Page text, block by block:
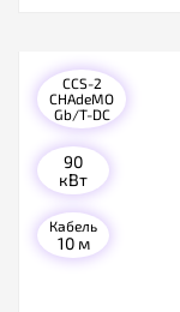
CCS-2
CHAdeMO
Gb/T-DC
90
кВт
Кабель
10 м